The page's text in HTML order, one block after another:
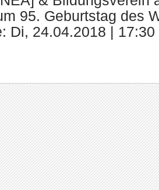
95. Geburtstag des
Di, 24.04.2018 |